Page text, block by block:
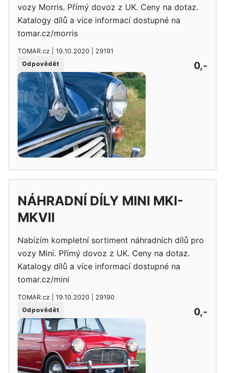
vozy Morris. Přímý dovoz z UK. Ceny na dotaz.
Katalogy dílů a více informací dostupné na
tomar.cz/morris
TOMAR.cz | 19.10.2020 | 29191
Odpovědět
0,-
NÁHRADNÍ DÍLY MINI MKI-
MKVII
Nabízím kompletní sortiment náhradních dílů pro
vozy Mini. Přímý dovoz z UK. Ceny na dotaz.
Katalogy dílů a více informací dostupné na
tomar.cz/mini
TOMAR.cz | 19.10.2020 | 29190
Odpovědět
0,-